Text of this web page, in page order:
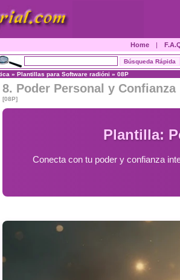
Home |
» Plantillas para Software radióni » 08P
8. Poder Personal y Confianza
[08P]
Plantilla:
Conecta con tu poder y confianza